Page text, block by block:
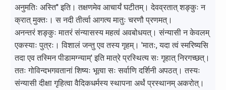
अनुमतिः अस्ति'' इति। तक्षणमेव आचार्यं घटीतम्। देवव्रतात् शङ्कुः न
क्रात् मुक्तः। स नदी तीर्त्वा आगत्य मातुः चरणौ प्रणमत्।
अनन्तरं शङ्कुः मातरं संन्यासस्य महत्वं अवबोधयत्। संन्यासी न केवलम्
एकस्याः पुत्रः। विशालं जन्तु एव तस्य गृहम्। 'मातः, यदा त्वं स्मरिष्यसि
तदा एव तस्मिन पीडामग्न्याम्' इति मात्रे प्रस्थित्य सः गृहात् निरगच्छत्।
ततः गोविन्दभगवतानां शिष्यः भूत्वा सः सर्वाणि दर्शिनी अपठत्। तस्यः
संन्यासी दीक्षा गृहित्वा वैदिकधर्मस्य स्थापना अर्थं प्रस्थानम् अकरोत्।